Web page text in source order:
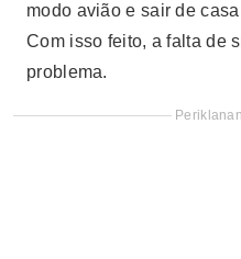
modo avião e sair de
Com isso feito, a falta de
problema.